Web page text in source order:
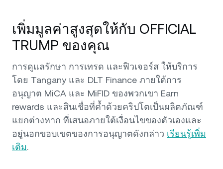
เพิ่มมูลค่าสูงสุดให้กับ OFFICIAL
TRUMP ของคุณ
การดูแลรักษา การเทรด และฟิวเจอร์ส ให้บริการ
โดย Tangany และ DLT Finance ภายใต้การ
อนุญาต MiCA และ MiFID ของพวกเขา Earn
rewards และสินเชื่อที่ค้ำด้วยคริปโตเป็นผลิตภัณฑ์
แยกต่างหาก ที่เสนอภายใต้เงื่อนไขของตัวเองและ
อยู่นอกขอบเขตของการอนุญาตดังกล่าว เรียนรู้เพิ่ม
เติม.